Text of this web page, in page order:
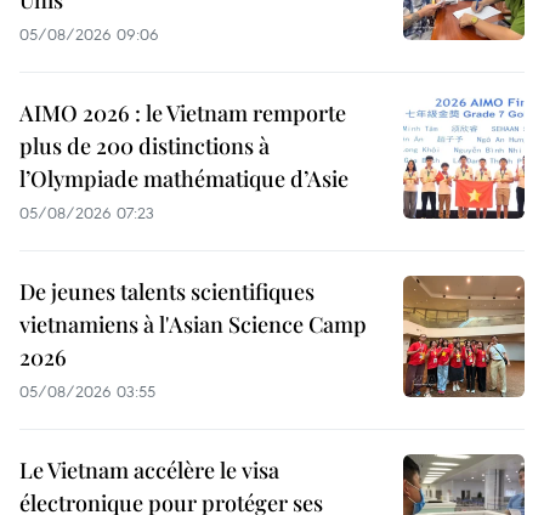
05/08/2026 09:06
AIMO 2026 : le Vietnam remporte
plus de 200 distinctions à
l’Olympiade mathématique d’Asie
05/08/2026 07:23
De jeunes talents scientifiques
vietnamiens à l'Asian Science Camp
2026
05/08/2026 03:55
Le Vietnam accélère le visa
électronique pour protéger ses